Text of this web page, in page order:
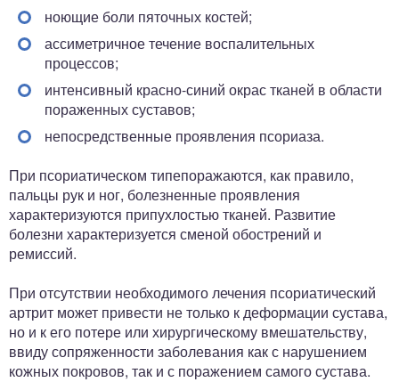
ноющие боли пяточных костей;
ассиметричное течение воспалительных
процессов;
интенсивный красно-синий окрас тканей в области
пораженных суставов;
непосредственные проявления псориаза.
При псориатическом типепоражаются, как правило,
пальцы рук и ног, болезненные проявления
характеризуются припухлостью тканей. Развитие
болезни характеризуется сменой обострений и
ремиссий.
При отсутствии необходимого лечения псориатический
артрит может привести не только к деформации сустава,
но и к его потере или хирургическому вмешательству,
ввиду сопряженности заболевания как с нарушением
кожных покровов, так и с поражением самого сустава.